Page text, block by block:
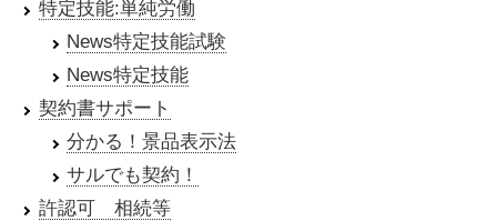
特定技能:単純労働
News特定技能試験
News特定技能
契約書サポート
分かる！景品表示法
サルでも契約！
許認可 相続等